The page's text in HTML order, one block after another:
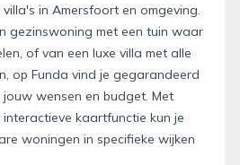
in Amersfoort en omgeving.
gezinswoning met een tuin waar
of van een luxe villa met alle
op Funda vind je gegarandeerd
wensen en budget. Met
kaartfunctie kun je
woningen in specifieke wijken